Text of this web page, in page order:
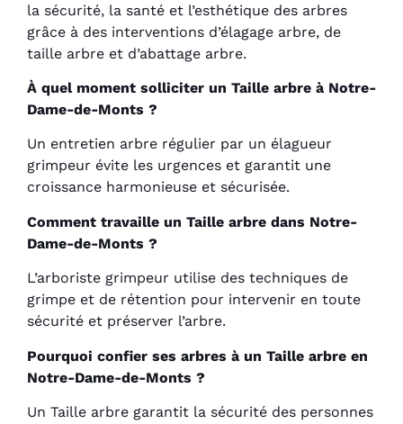
la sécurité, la santé et l’esthétique des arbres
grâce à des interventions d’élagage arbre, de
taille arbre et d’abattage arbre.
À quel moment solliciter un Taille arbre à Notre-
Dame-de-Monts ?
Un entretien arbre régulier par un élagueur
grimpeur évite les urgences et garantit une
croissance harmonieuse et sécurisée.
Comment travaille un Taille arbre dans Notre-
Dame-de-Monts ?
L’arboriste grimpeur utilise des techniques de
grimpe et de rétention pour intervenir en toute
sécurité et préserver l’arbre.
Pourquoi confier ses arbres à un Taille arbre en
Notre-Dame-de-Monts ?
Un Taille arbre garantit la sécurité des personnes